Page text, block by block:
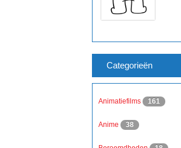
Categorieën
Animatiefilms 161
Anime 38